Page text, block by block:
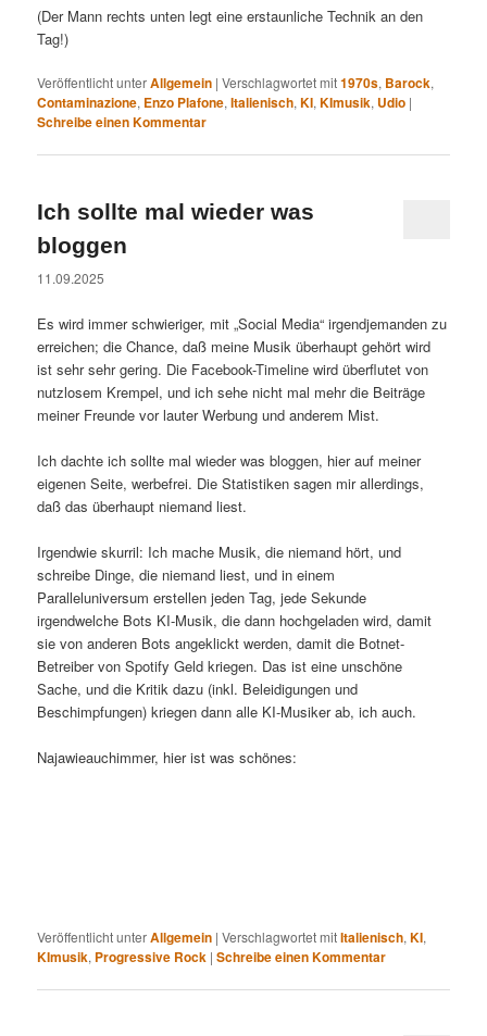
(Der Mann rechts unten legt eine erstaunliche Technik an den
Tag!)
Veröffentlicht unterAllgemein |Verschlagwortet mit1970s, Barock,
Contaminazione, Enzo Plafone,Italienisch,KI,KImusik, Udio |
Schreibe einen Kommentar
Ich sollte mal wieder was
bloggen
11.09.2025
Es wird immer schwieriger, mit „Social Media“ irgendjemanden zu
erreichen; die Chance, daß meine Musik überhaupt gehört wird
ist sehr sehr gering. Die Facebook-Timeline wird überflutet von
nutzlosem Krempel, und ich sehe nicht mal mehr die Beiträge
meiner Freunde vor lauter Werbung und anderem Mist.
Ich dachte ich sollte mal wieder was bloggen, hier auf meiner
eigenen Seite, werbefrei. Die Statistiken sagen mir allerdings,
daß das überhaupt niemand liest.
Irgendwie skurril: Ich mache Musik, die niemand hört, und
schreibe Dinge, die niemand liest, und in einem
Paralleluniversum erstellen jeden Tag, jede Sekunde
irgendwelche Bots KI-Musik, die dann hochgeladen wird, damit
sie von anderen Bots angeklickt werden, damit die Botnet-
Betreiber von Spotify Geld kriegen. Das ist eine unschöne
Sache, und die Kritik dazu (inkl. Beleidigungen und
Beschimpfungen) kriegen dann alle KI-Musiker ab, ich auch.
Najawieauchimmer, hier ist was schönes:
Veröffentlicht unterAllgemein |Verschlagwortet mitItalienisch,KI,
KImusik, Progressive Rock |Schreibe einen Kommentar